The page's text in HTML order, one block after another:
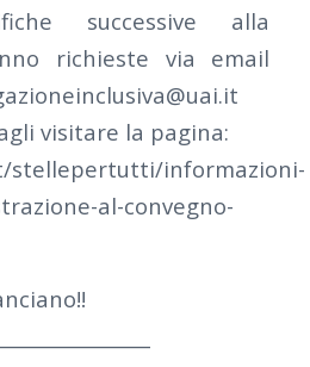
successive alla
richieste via email
visitare la pagina:
stellepertutti/informazioni-
al-convegno-